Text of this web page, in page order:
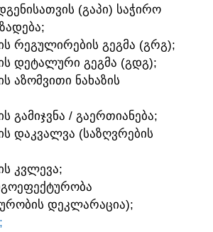
(ᲒᲐᲞᲘ) ᲡᲐᲭᲘᲠᲝ
ᲠᲔᲒᲣᲚᲘᲠᲔᲑᲘᲡ ᲒᲔᲒᲛᲐ (ᲒᲠᲒ);
ᲓᲔᲢᲐᲚᲣᲠᲘ ᲒᲔᲒᲛᲐ (ᲒᲓᲒ);
ᲐᲖᲝᲛᲕᲘᲗᲘ ᲜᲐᲮᲐᲖᲘᲡ
ᲒᲐᲛᲘᲯᲕᲜᲐ / ᲒᲐᲔᲠᲗᲘᲐᲜᲔᲑᲐ;
ᲓᲐᲙᲕᲐᲚᲕᲐ (ᲡᲐᲖᲦᲕᲠᲔᲑᲘᲡ
ᲙᲕᲚᲔᲕᲐ;
ᲓᲔᲙᲚᲐᲠᲐᲪᲘᲐ);